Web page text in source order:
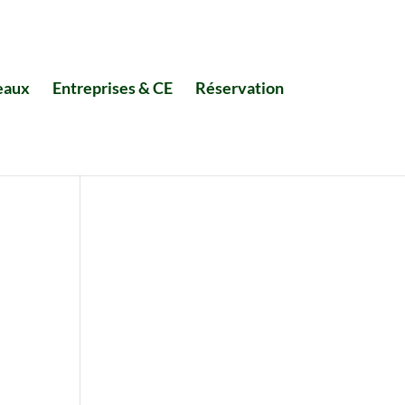
Entreprises & CE Réservation